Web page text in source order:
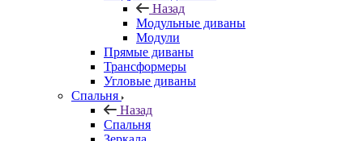
Назад
Модульные диваны
Модули
Прямые диваны
Трансформеры
Угловые диваны
Спальня
Назад
Спальня